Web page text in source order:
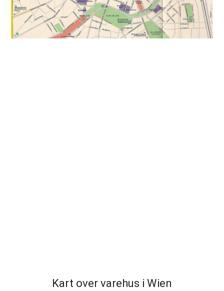
Kart over varehus i Wien